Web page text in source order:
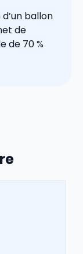
ballon
de
de 70 %